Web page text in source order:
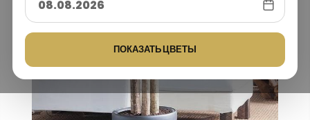
ПОКАЗАТЬ ЦВЕТЫ